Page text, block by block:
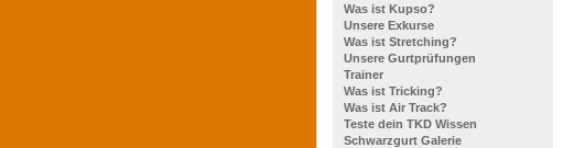
Was ist Kupso?
Unsere Exkurse
Was ist Stretching?
Unsere Gurtprüfungen
Trainer
Was ist Tricking?
Was ist Air Track?
Teste dein TKD Wissen
Schwarzgurt Galerie